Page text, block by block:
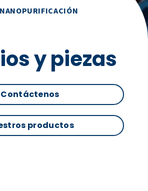
y piezas
Contáctenos
productos